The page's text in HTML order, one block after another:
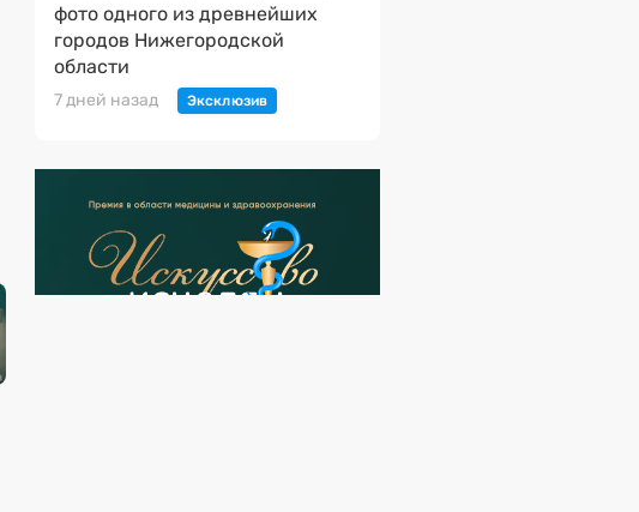
фото одного из древнейших
городов Нижегородской
области
7 дней назад